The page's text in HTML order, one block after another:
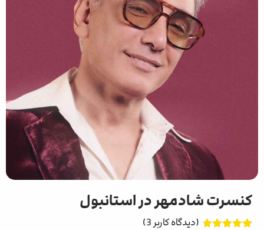
کنسرت شادمهر در استانبول
(دیدگاه کاربر 3
)